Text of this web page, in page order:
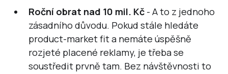
Roční obrat nad 10 mil. Kč - A to z jednoho
zásadního důvodu. Pokud stále hledáte
product-market fit a nemáte úspěšně
rozjeté placené reklamy, je třeba se
soustředit prvně tam. Bez návštěvnosti to